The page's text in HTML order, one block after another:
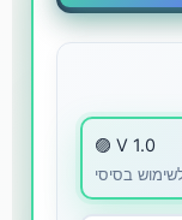
🟣 V 1.0